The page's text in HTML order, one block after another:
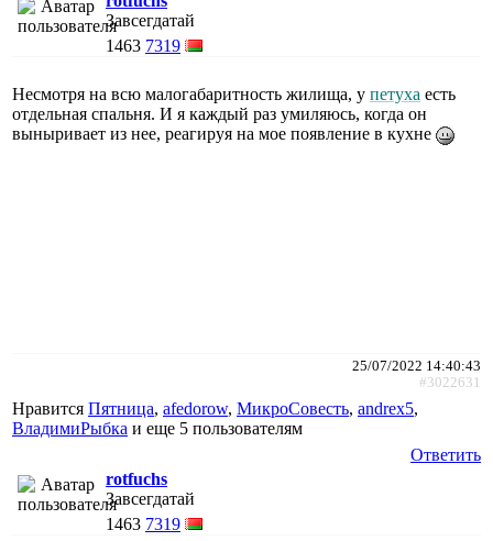
Завсегдатай
1463 7319
Несмотря на всю малогабаритность жилища, у петуха есть
отдельная спальня. И я каждый раз умиляюсь, когда он
выныривает из нее, реагируя на мое появление в кухне
25/07/2022 14:40:43
#3022631
Нравится Пятница, afedorow, МикроСовесть, andrex5,
ВладимиРыбка и еще 5 пользователям
Ответить
rotfuchs
Завсегдатай
1463 7319